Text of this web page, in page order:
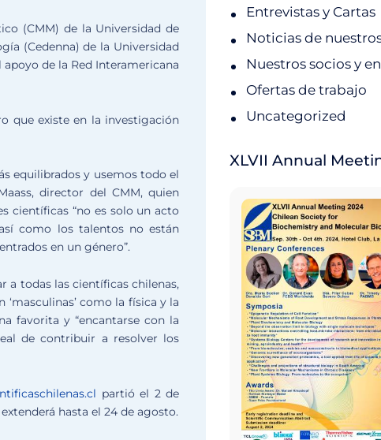
(CMM) de la Universidad de
(Cedenna) de la Universidad
de la Red Interamericana
que existe en la investigación
equilibrados y usemos todo el
director del CMM, quien
científicas “no es solo un acto
como los talentos no están
en un género”.
a todas las científicas chilenas,
como la física y la
favorita y “encantarse con la
de contribuir a resolver los
partió el 2 de
hasta el 24 de agosto.
Entrevistas y Cartas
Noticias de
Nuestros socios y
Ofertas de trabajo
Uncategorized
XLVII Annual